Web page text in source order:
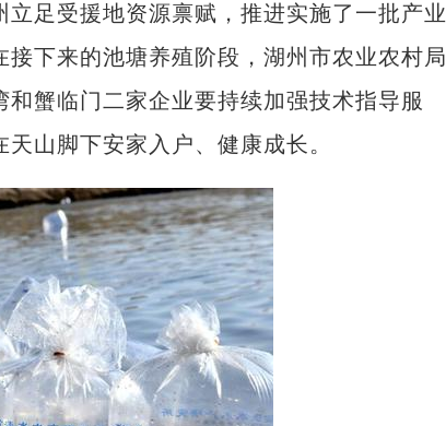
足受援地资源禀赋，推进实施了一批产业
下来的池塘养殖阶段，湖州市农业农村局
蟹临门二家企业要持续加强技术指导服
山脚下安家入户、健康成长。